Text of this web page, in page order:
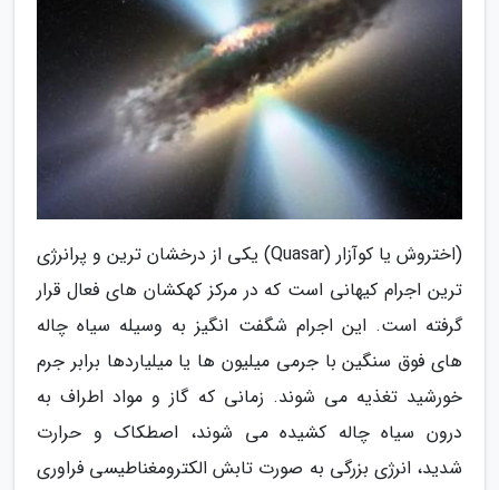
(اختروش یا کوآزار (Quasar) یکی از درخشان ترین و پرانرژی
ترین اجرام کیهانی است که در مرکز کهکشان های فعال قرار
گرفته است. این اجرام شگفت انگیز به وسیله سیاه چاله
های فوق سنگین با جرمی میلیون ها یا میلیاردها برابر جرم
خورشید تغذیه می شوند. زمانی که گاز و مواد اطراف به
درون سیاه چاله کشیده می شوند، اصطکاک و حرارت
شدید، انرژی بزرگی به صورت تابش الکترومغناطیسی فراوری